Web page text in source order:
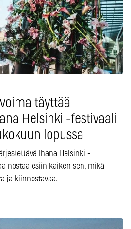
täyttää
Helsinki -festivaali
lopussa
Ihana Helsinki -
nostaa esiin kaiken sen, mikä
ja kiinnostavaa.